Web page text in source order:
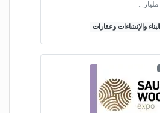
البناء والإنشاءات وعقارات